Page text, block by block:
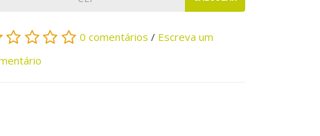
0 comentários / Escreva um